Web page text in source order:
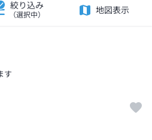
す
絞り込み
（選択中）
地図表示